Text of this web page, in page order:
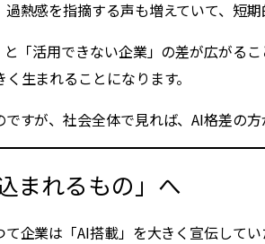
熱感を指摘する声も増えていて、短
「活用できない企業」の差が広がる
生まれることになります。
すが、社会全体で見れば、AI格差の
まれるもの」へ
企業は「AI搭載」を大きく宣伝して